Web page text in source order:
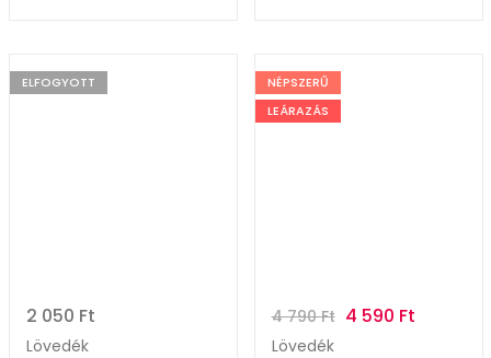
ELFOGYOTT
2 050 Ft
Lövedék
NÉPSZERŰ
LEÁRAZÁS
4 790Ft 4 590 Ft
Lövedék